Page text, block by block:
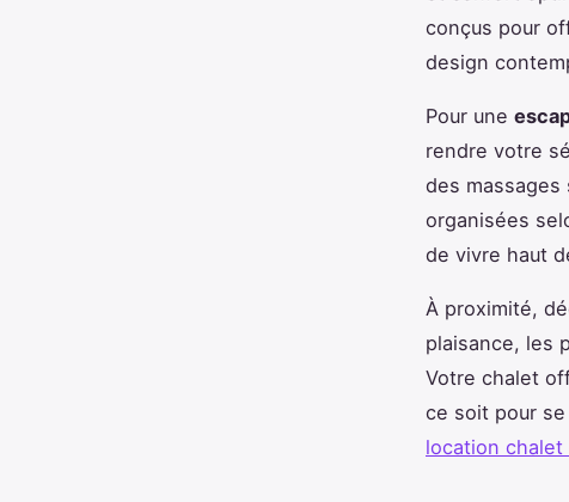
conçus pour
design
Pour une
rendre votre
des massages
organisées
de vivre haut
À proximité,
plaisance, les
Votre chalet
ce soit pour se
location chalet